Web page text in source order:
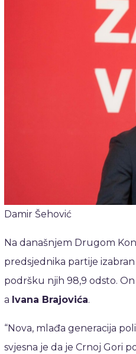
Damir Šehović
Na današnjem Drugom
predsjednika partije izabran
podršku njih 98,9 odsto.
a Ivana Brajovića.
“Nova, mlađa generacija
svjesna je da je Crnoj Gori